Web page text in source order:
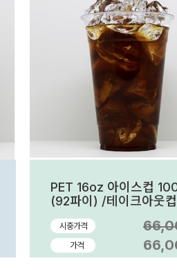
PET 16oz 아이스컵
(92파이) /테이크아웃
시중가격
가격